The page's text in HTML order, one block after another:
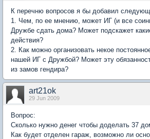
К перечню вопросов я бы добавил
1. Чем, по ее мнению, может ИГ (и все
Дружбе сдать дома? Может подскажет
действия?
2. Как можно организовать некое
нашей ИГ с Дружбой? Может эту
из замов гендира?
art21ok
29 Jun 2009
Вопрос:
Сколько нужно денег чтобы доделать 37
Как будет отделен гараж, возможно ли